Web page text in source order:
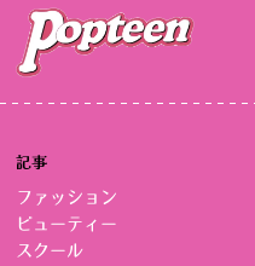
記事
ファッション
ビューティー
スクール